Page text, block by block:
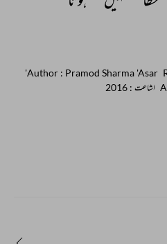
Author : Pramod Sharma 'Asar'
اشاعت : 2016